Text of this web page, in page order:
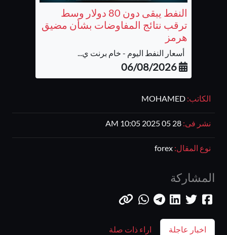
الكاتب:
نشر فى:
نوع المقال:
المشاركة
اخبار عاجلة اراء ذات صلة
النفط يبقى دون 80 دولار وسط
ترقب نتائج المفاوضات بشأن مضيق
هرمز
أسعار النفط اليوم - خام برنت ي...
06/08/2026